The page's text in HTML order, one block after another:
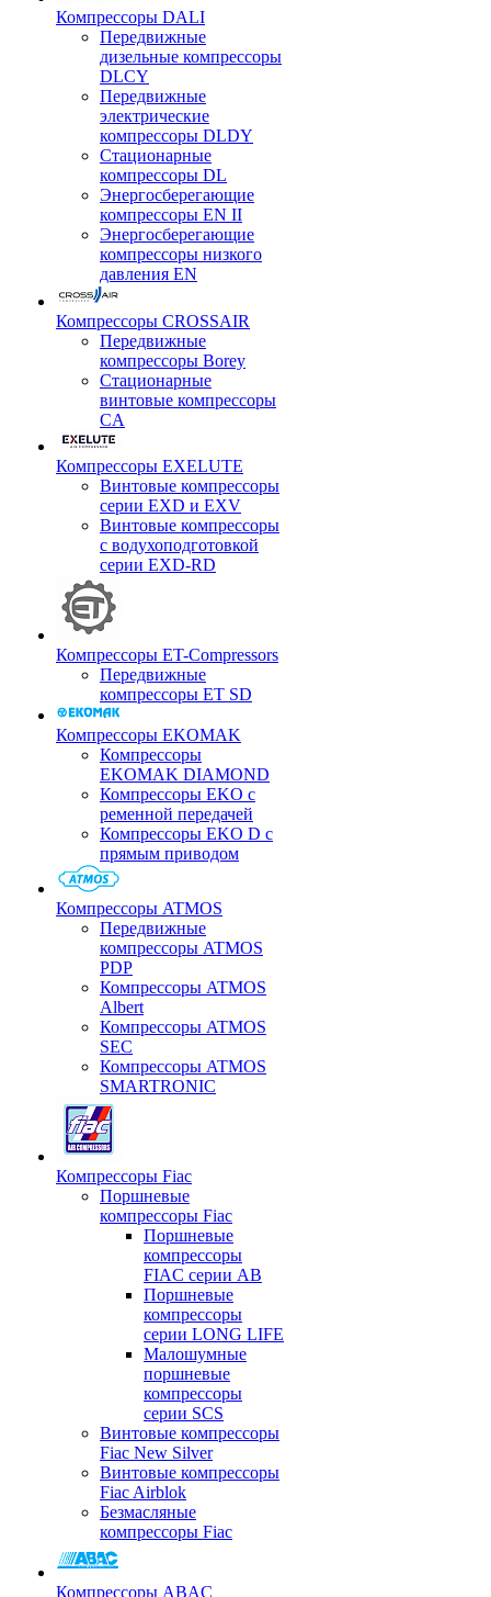
Компрессоры DALI
Передвижные
дизельные компрессоры
DLCY
Передвижные
электрические
компрессоры DLDY
Стационарные
компрессоры DL
Энергосберегающие
компрессоры EN II
Энергосберегающие
компрессоры низкого
давления EN
Компрессоры CROSSAIR
Передвижные
компрессоры Borey
Стационарные
винтовые компрессоры
CA
Компрессоры EXELUTE
Винтовые компрессоры
серии EXD и EXV
Винтовые компрессоры
с водухоподготовкой
серии EXD-RD
Компрессоры ET-Compressors
Передвижные
компрессоры ET SD
Компрессоры EKOMAK
Компрессоры
EKOMAK DIAMOND
Компрессоры EKO c
ременной передачей
Компрессоры EKO D с
прямым приводом
Компрессоры ATMOS
Передвижные
компрессоры ATMOS
PDP
Компрессоры ATMOS
Albert
Компрессоры ATMOS
SEC
Компрессоры ATMOS
SMARTRONIC
Компрессоры Fiac
Поршневые
компрессоры Fiac
Поршневые
компрессоры
FIAC серии AB
Поршневые
компрессоры
серии LONG LIFE
Малошумные
поршневые
компрессоры
серии SCS
Винтовые компрессоры
Fiac New Silver
Винтовые компрессоры
Fiac Airblok
Безмасляные
компрессоры Fiac
Компрессоры ABAC